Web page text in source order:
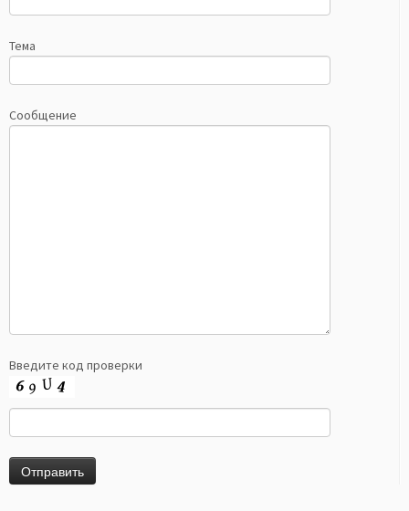
Тема
Сообщение
Введите код проверки